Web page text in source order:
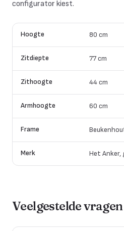
configurator kiest.
Hoogte 80 cm
Zitdiepte 77 cm
Zithoogte 44 cm
Armhoogte 60 cm
Frame
Merk Het Anker,
Veelgestelde